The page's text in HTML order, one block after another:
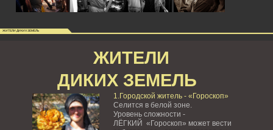
ЖИТЕЛИ ДИКИХ ЗЕМЕЛЬ
ЖИТЕЛИ
ДИКИХ ЗЕМЕЛЬ
1.Городской житель - «Гороскоп»
Селится в белой зоне.
Уровень сложности -
ЛЁГКИЙ «Гороскоп» может вести